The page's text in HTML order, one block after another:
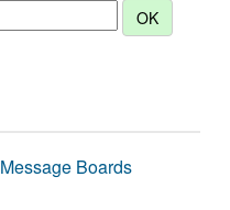
Message Boards